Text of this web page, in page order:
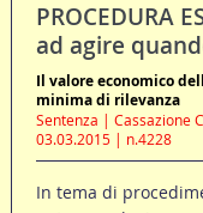
PROCEDURA
ad agire
Il valore economico
minima di rilevanza
Sentenza | Cassazione
03.03.2015 | n.4228
In tema di